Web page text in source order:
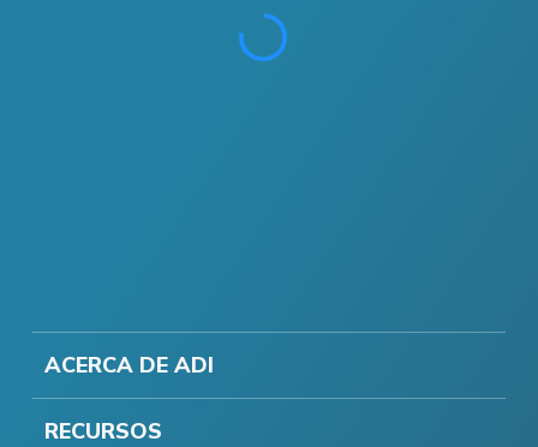
ACERCA DE ADI
RECURSOS